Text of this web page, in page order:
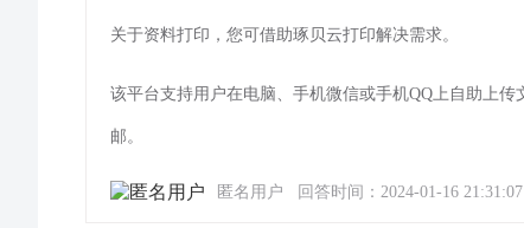
关于资料打印，您可借助琢贝云打印解决需求。
该平台支持用户在电脑、手机微信或手机QQ上自助上
邮。
匿名用户 回答时间：2024-01-16 21:31:07